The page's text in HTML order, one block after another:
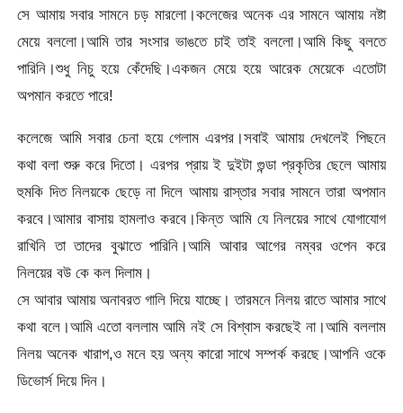
সে আমায় সবার সামনে চড় মারলো।কলেজের অনেক এর সামনে আমায় নষ্টা
মেয়ে বললো।আমি তার সংসার ভাঙতে চাই তাই বললো।আমি কিছু বলতে
পারিনি।শুধু নিচু হয়ে কেঁদেছি।একজন মেয়ে হয়ে আরেক মেয়েকে এতোটা
অপমান করতে পারে!
কলেজে আমি সবার চেনা হয়ে গেলাম এরপর।সবাই আমায় দেখলেই পিছনে
কথা বলা শুরু করে দিতো। এরপর প্রায় ই দুইটা গুন্ডা প্রকৃতির ছেলে আমায়
হুমকি দিত নিলয়কে ছেড়ে না দিলে আমায় রাস্তার সবার সামনে তারা অপমান
করবে।আমার বাসায় হামলাও করবে।কিন্ত আমি যে নিলয়ের সাথে যোগাযোগ
রাখিনি তা তাদের বুঝাতে পারিনি।আমি আবার আগের নম্বর ওপেন করে
নিলয়ের বউ কে কল দিলাম।
সে আবার আমায় অনাবরত গালি দিয়ে যাচ্ছে। তারমনে নিলয় রাতে আমার সাথে
কথা বলে।আমি এতো বললাম আমি নই সে বিশ্বাস করছেই না।আমি বললাম
নিলয় অনেক খারাপ,ও মনে হয় অন্য কারো সাথে সম্পর্ক করছে।আপনি ওকে
ডিভোর্স দিয়ে দিন।